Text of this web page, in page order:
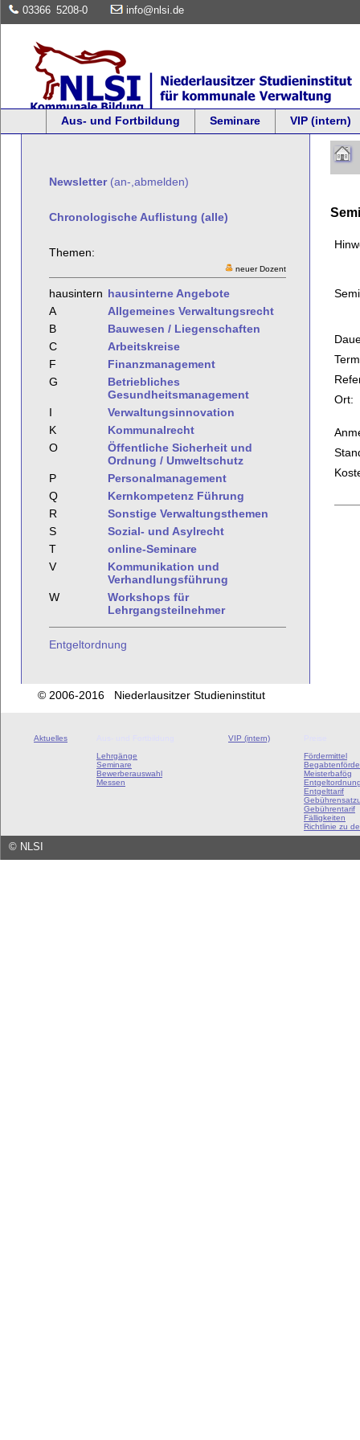
03366 5208-0 info@nlsi.de
Aus- und Fortbildung Seminare VIP (intern)
Newsletter(an-,abmelden)
Chronologische Auflistung (alle)
Themen:
neuer Dozent
hausintern hausinterne Angebote
A
Allgemeines Verwaltungsrecht
B
Bauwesen / Liegenschaften
C
Arbeitskreise
F
Finanzmanagement
G
Betriebliches
Gesundheitsmanagement
I
Verwaltungsinnovation
K
Kommunalrecht
O
Öffentliche Sicherheit und
Ordnung / Umweltschutz
P
Personalmanagement
Q
Kernkompetenz Führung
R
Sonstige Verwaltungsthemen
S
Sozial- und Asylrecht
T
online-Seminare
V
Kommunikation und
Verhandlungsführung
W
Workshops für
Lehrgangsteilnehmer
Entgeltordnung
Ort:
© 2006-2016 Niederlausitzer Studieninstitut
Aktuelles
Lehrgänge
Seminare
Bewerberauswahl
Messen
VIP (intern)
Fördermittel
Meisterbafög
Entgelttarif
Gebührentarif
Fälligkeiten
Richtlinie zu
© NLSI